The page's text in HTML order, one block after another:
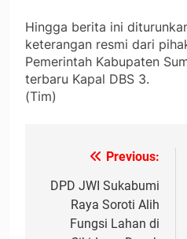
Hingga berita ini
keterangan resmi dari
Pemerintah Kabupaten
terbaru Kapal DBS 3.
(Tim)
Navigasi
pos
Previous:
DPD JWI Sukabumi
Raya Soroti Alih
Fungsi Lahan di